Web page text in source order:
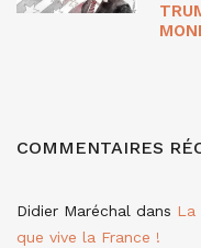
COMMENTAIRES
Didier Maréchal dans La
que vive la France !